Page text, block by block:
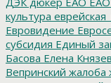
культура
Евровидение
субсидия Единый
Басова Елена
Вепринский жалоба